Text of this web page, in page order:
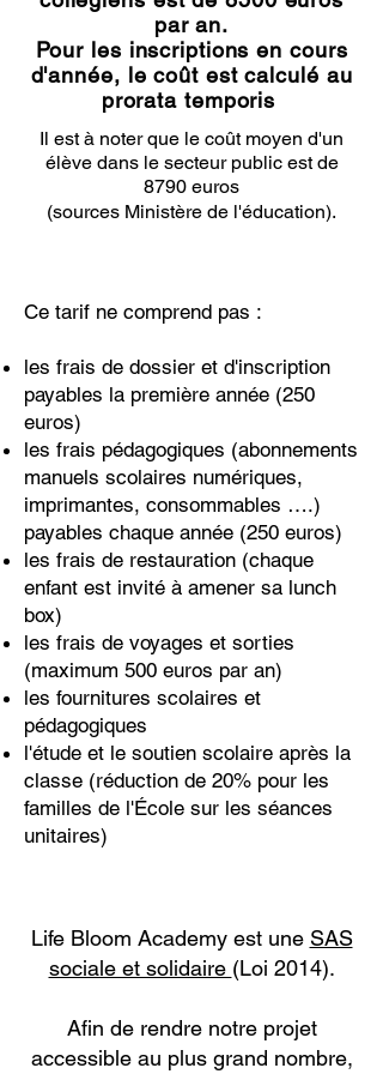
par an.
Pour les inscriptions en cours
d'année, le coût est calculé au
prorata temporis
Il est à noter que le coût moyen d'un
élève dans le secteur public est de
8790 euros
(sources Ministère de l'éducation).
Ce tarif ne comprend pas :
les frais de dossier et d'inscription
payables la première année (250
euros)
les frais pédagogiques (abonnements
manuels scolaires numériques,
imprimantes, consommables ….)
payables chaque année (250 euros)
les frais de restauration (chaque
enfant est invité à amener sa lunch
box)
les frais de voyages et sorties
(maximum 500 euros par an)
les fournitures scolaires et
pédagogiques
l'étude et le soutien scolaire après la
classe (réduction de 20% pour les
familles de l'École sur les séances
unitaires)
Life Bloom Academy est une SAS
sociale et solidaire (Loi 2014).​​
Afin de rendre notre projet
accessible au plus grand nombre,